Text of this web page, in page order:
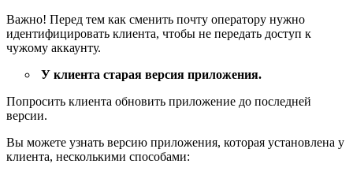
Важно! Перед тем как сменить почту оператору нужно
идентифицировать клиента, чтобы не передать доступ к
чужому аккаунту.
У клиента старая версия приложения.
Попросить клиента обновить приложение до последней
версии.
Вы можете узнать версию приложения, которая установлена у
клиента, несколькими способами: